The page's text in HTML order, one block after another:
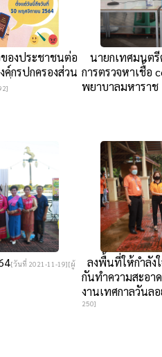
องประชาชนต่อ
ค์ฺกรปกครองส่วน
นายกเทศมนตรี
การตรวจหาเชื้อ
พยาบาลมหาราช
[วันที่ 2021-11-19][ผู้
ลงพื้นที่ให้กำลัง
กันทำความสะอา
งานเทศกาลวันล
250]